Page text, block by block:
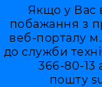
Якщо у Вас
побажання з
веб-порталу м.
до служби
366-80-13
пошту